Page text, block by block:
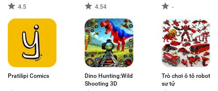
4.5
4.54
-
Pratilipi Comics
Dino Hunting:Wild
Shooting 3D
Trò chơi ô tô robot
sư tử